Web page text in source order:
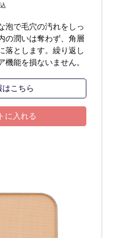
泡で毛穴の汚れをしっ
の潤いは奪わず、角層
落とします。繰り返し
機能を損ないません。
はこちら
に入れる